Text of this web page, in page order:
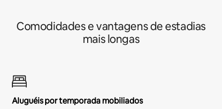
Comodidades e vantagens de estadias
mais longas
Aluguéis por temporada mobiliados